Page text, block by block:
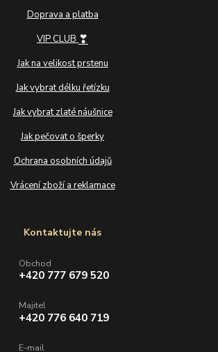
Doprava a platba
VIP CLUB ❣
Jak na velikost prstenu
Jak vybrat délku řetízku
Jak vybrat zlaté náušnice
Jak pečovat o šperky
Ochrana osobních údajů
Vrácení zboží a reklamace
Kontaktujte nás
Obchod
+420 777 679 520
Majitel
+420 776 640 719
E-mail